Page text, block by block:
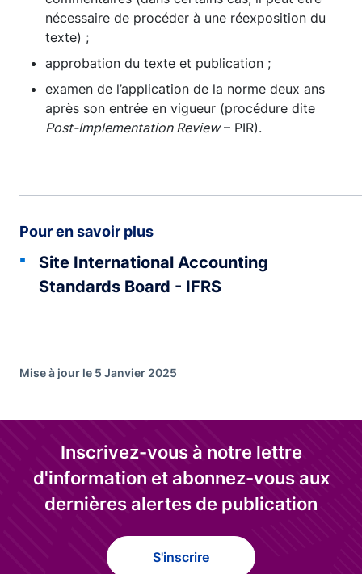
nécessaire de procéder à une réexposition du
texte) ;
approbation du texte et publication ;
examen de l’application de la norme deux ans
après son entrée en vigueur (procédure dite
Post-Implementation Review– PIR).
Pour en savoir plus
Site International Accounting
Standards Board - IFRS
Mise à jour le 5 Janvier 2025
Inscrivez-vous à notre lettre
d'information et abonnez-vous aux
dernières alertes de publication
S'inscrire